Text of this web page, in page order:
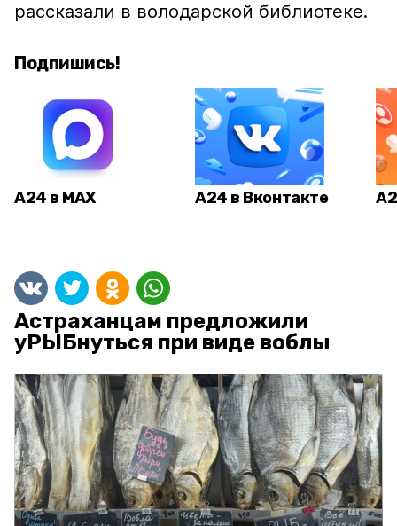
рассказали в володарской библиотеке.
Подпишись!
А24 в MAX А24 в Вконтакте
Астраханцам предложили
уРЫБнуться при виде воблы